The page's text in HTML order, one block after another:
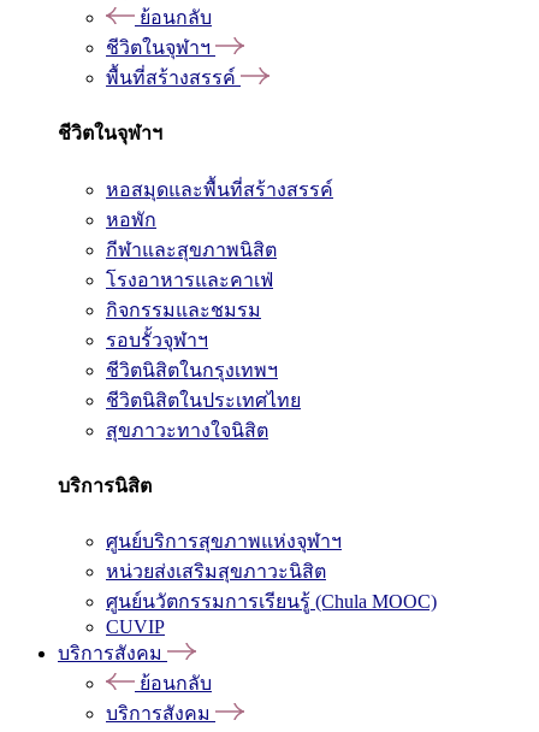
ย้อนกลับ
ชีวิตในจุฬาฯ
พื้นที่สร้างสรรค์
ชีวิตในจุฬาฯ
หอสมุดและพื้นที่สร้างสรรค์
หอพัก
กีฬาและสุขภาพนิสิต
โรงอาหารและคาเฟ่
กิจกรรมและชมรม
รอบรั้วจุฬาฯ
ชีวิตนิสิตในกรุงเทพฯ
ชีวิตนิสิตในประเทศไทย
สุขภาวะทางใจนิสิต
บริการนิสิต
ศูนย์บริการสุขภาพแห่งจุฬาฯ
หน่วยส่งเสริมสุขภาวะนิสิต
ศูนย์นวัตกรรมการเรียนรู้ (Chula MOOC)
CUVIP
บริการสังคม
ย้อนกลับ
บริการสังคม